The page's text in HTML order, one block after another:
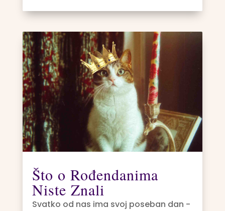
Što o Rođendanima
Niste Znali
Svatko od nas ima svoj poseban dan -